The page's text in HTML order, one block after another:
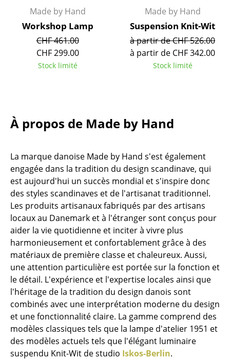
Chaises de conférence
Fauteuils de direction
Pièces détachées
... voir tous les sièges
Tables basses
Bureaux & Secrétaires
Secrétaires & Tables PC
Tables de conférence et Pupitres
Tables hautes & Pupitres
Tables enfants
Table de jardin
Chariots & Dessertes
Pièces détachées
... voir toutes les tables
Made by Hand
Workshop Lamp
CHF 461.00
CHF 299.00
Stock limité
Made by Hand
Suspension Knit-Wit
à partir de CHF 526.00
à partir de CHF 342.00
Stock limité
À propos de Made by Hand
La marque danoise Made by Hand s'est également
engagée dans la tradition du design scandinave, qui
est aujourd'hui un succès mondial et s'inspire donc
des styles scandinaves et de l'artisanat traditionnel.
Les produits artisanaux fabriqués par des artisans
locaux au Danemark et à l'étranger sont conçus pour
aider la vie quotidienne et inciter à vivre plus
harmonieusement et confortablement grâce à des
matériaux de première classe et chaleureux. Aussi,
une attention particulière est portée sur la fonction et
le détail. L'expérience et l'expertise locales ainsi que
l'héritage de la tradition du design danois sont
combinés avec une interprétation moderne du design
et une fonctionnalité claire. La gamme comprend des
modèles classiques tels que la lampe d'atelier 1951 et
des modèles actuels tels que l'élégant luminaire
suspendu Knit-Wit de studio Iskos-Berlin.